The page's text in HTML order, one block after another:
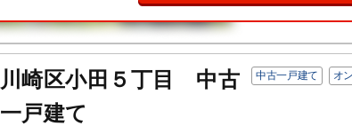
川崎区小田５丁目 中古
一戸建て
中古一戸建て オ